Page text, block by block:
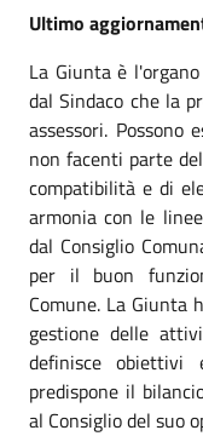
Ultimo
La Giunta è
dal Sindaco che la
assessori. Possono
non facenti parte
compatibilità e di
armonia con le
dal Consiglio
per il buon
Comune. La Giunta
gestione delle
definisce obiettivi
predispone il
al Consiglio del suo